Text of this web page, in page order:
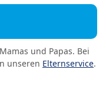
und Papas. Bei
unseren Elternservice.